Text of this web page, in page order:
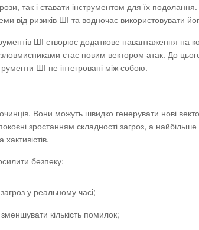
так і ставати інструментом для їх
від ризиків ШІ та водночас використовувати
ШІ створює додаткове навантаження на
стає новим вектором атак. До
ШІ не інтегровані між собою.
Вони можуть швидко генерувати нові
зростанням складності загроз, а
безпеку:
у реальному часі;
кількість помилок;